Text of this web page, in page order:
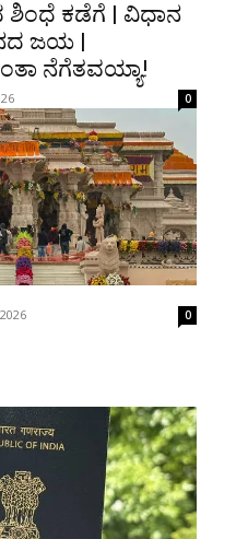
ಕಡೆಗೆ | ವಿಧಾನ
ಜಯ |
ನೆಗೆತವಯ್ಯಾ!
0
0